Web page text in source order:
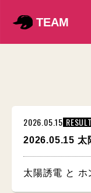
TEAM
2026.05.15 RESULT
2026.05.15 太
太陽誘電 と ホ